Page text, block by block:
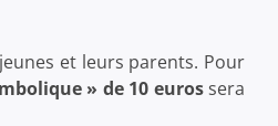
et leurs parents. Pour
» de 10 eurossera